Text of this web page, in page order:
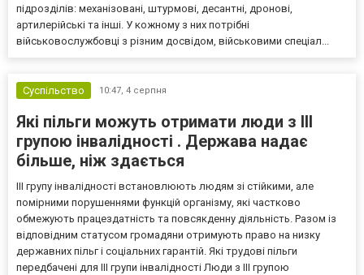
підрозділів: механізовані, штурмові, десантні, дронові,
артилерійські та інші. У кожному з них потрібні
військовослужбовці з різним досвідом, військовими спеціал...
Суспільство 10:47, 4 серпня
Які пільги можуть отримати люди з III
групою інвалідності . Держава надає
більше, ніж здається
III групу інвалідності встановлюють людям зі стійкими, але
помірними порушеннями функцій організму, які частково
обмежують працездатність та повсякденну діяльність. Разом із
відповідним статусом громадяни отримують право на низку
державних пільг і соціальних гарантій. Які трудові пільги
передбачені для III групи інвалідності Люди з III групою